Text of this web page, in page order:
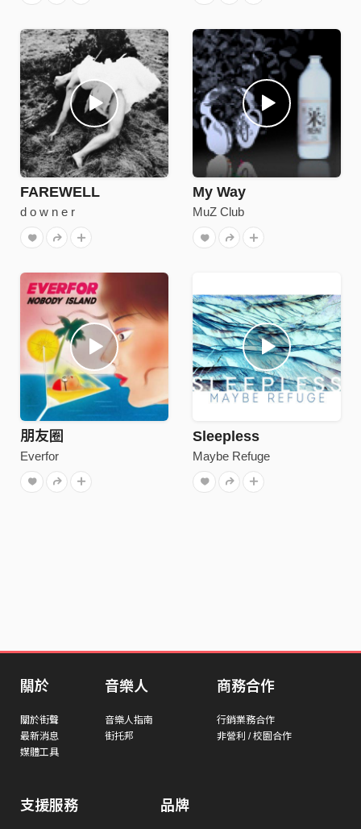
FAREWELL
d o w n e r
My Way
MuZ Club
朋友圈
Everfor
Sleepless
Maybe Refuge
關於
關於街聲
最新消息
媒體工具
音樂人
音樂人指南
街托邦
商務合作
行銷業務合作
非營利 / 校園合作
支援服務 品牌